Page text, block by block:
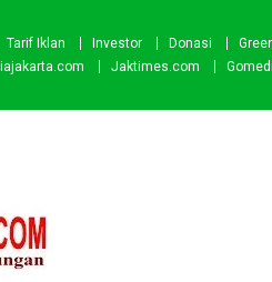
Tarif Iklan Investor Donasi
Jaktimes.com